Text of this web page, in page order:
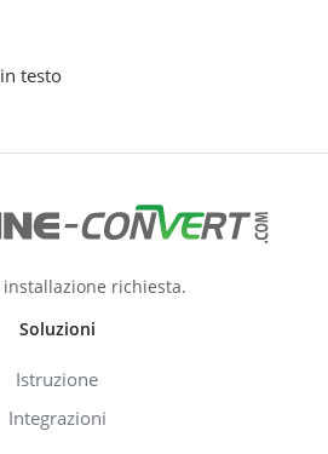
testo
installazione richiesta.
Soluzioni
Istruzione
Integrazioni